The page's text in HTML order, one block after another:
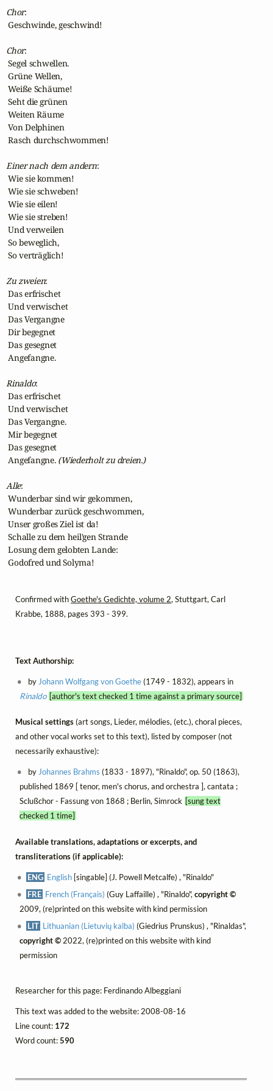
Chor:
Geschwinde, geschwind!
Chor:
Segel schwellen.
Grüne Wellen,
Weiße Schäume!
Seht die grünen
Weiten Räume
Von Delphinen
Rasch durchschwommen!
Einer nach dem andern:
Wie sie kommen!
Wie sie schweben!
Wie sie eilen!
Wie sie streben!
Und verweilen
So beweglich,
So verträglich!
Zu zweien:
Das erfrischet
Und verwischet
Das Vergangne
Dir begegnet
Das gesegnet
Angefangne.
Rinaldo:
Das erfrischet
Und verwischet
Das Vergangne.
Mir begegnet
Das gesegnet
Angefangne. (Wiederholt zu dreien.)
Alle:
Wunderbar sind wir gekommen,
Wunderbar zurück geschwommen,
Unser großes Ziel ist da!
Schalle zu dem heil'gen Strande
Losung dem gelobten Lande:
Godofred und Solyma!
Confirmed withGoethe's Gedichte, volume 2, Stuttgart, Carl
Krabbe, 1888, pages 393 - 399.
Text Authorship:
by Johann Wolfgang von Goethe(1749 - 1832), appears in
Rinaldo [author's text checked 1 time against a primary source]
Musical settings(art songs, Lieder, mélodies, (etc.), choral pieces,
and other vocal works set to this text), listed by composer (not
necessarily exhaustive):
byJohannes Brahms (1833 - 1897), "Rinaldo", op. 50 (1863),
published 1869 [ tenor, men's chorus, and orchestra ], cantata ;
Sclußchor - Fassung von 1868 ; Berlin, Simrock [sung text
checked 1 time]
Available translations, adaptations or excerpts, and
transliterations (if applicable):
ENG English [singable] (J. Powell Metcalfe) , "Rinaldo"
FRE French (Français) (Guy Laffaille) , "Rinaldo",copyright ©
2009, (re)printed on this website with kind permission
LIT Lithuanian (Lietuvių kalba) (Giedrius Prunskus) , "Rinaldas",
copyright ©2022, (re)printed on this website with kind
permission
Researcher for this page: Ferdinando Albeggiani
This text was added to the website: 2008-08-16
Line count: 172
Word count:590